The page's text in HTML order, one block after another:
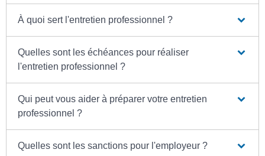
À quoi sert l'entretien professionnel ?
Quelles sont les échéances pour réaliser
l'entretien professionnel ?
Qui peut vous aider à préparer votre entretien
professionnel ?
Quelles sont les sanctions pour l'employeur ?